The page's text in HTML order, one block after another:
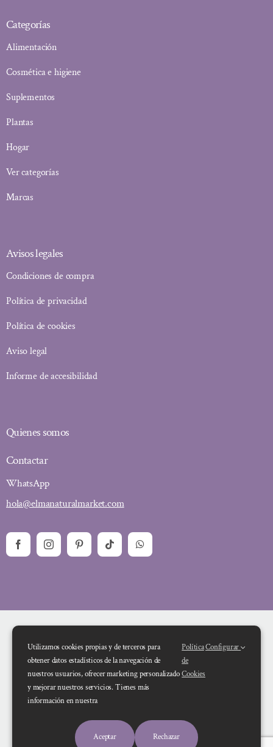
Categorías
Alimentación
Cosmética e higiene
Suplementos
Plantas
Hogar
Ver categorías
Marcas
Avisos legales
Condiciones de compra
Política de privacidad
Política de cookies
Aviso legal
Informe de accesibilidad
Quienes somos
Contactar
WhatsApp
hola@elmanaturalmarket.com
Financiado por la Unión Europea – NextGenerationEU. Sin embargo, los
autores y no reflejan necesariamente los de la Unión Europea o la Comisión
Europea. Ni la Unión Europea ni la Comisión Europea pueden ser consideradas
Utilizamos cookies propias y de terceros para
obtener datos estadísticos de la navegación de
nuestros usuarios, ofrecer marketing personalizado
y mejorar nuestros servicios. Tienes más
información en nuestra
Política
de
Cookies
Configurar
Aceptar Rechazar